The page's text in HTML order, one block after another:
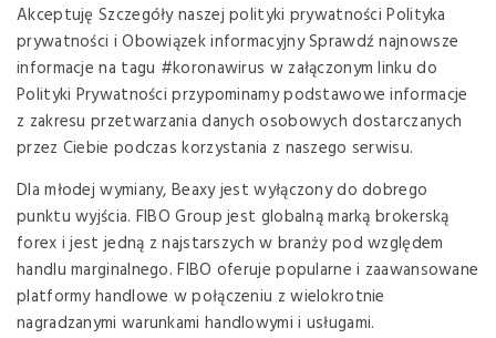
Akceptuję Szczegóły naszej polityki prywatności Polityka
prywatności i Obowiązek informacyjny Sprawdź najnowsze
informacje na tagu #koronawirus w załączonym linku do
Polityki Prywatności przypominamy podstawowe informacje
z zakresu przetwarzania danych osobowych dostarczanych
przez Ciebie podczas korzystania z naszego serwisu.
Dla młodej wymiany, Beaxy jest wyłączony do dobrego
punktu wyjścia. FIBO Group jest globalną marką brokerską
forex i jest jedną z najstarszych w branży pod względem
handlu marginalnego. FIBO oferuje popularne i zaawansowane
platformy handlowe w połączeniu z wielokrotnie
nagradzanymi warunkami handlowymi i usługami.